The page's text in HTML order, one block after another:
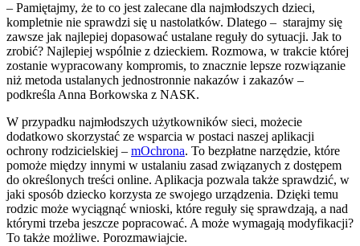
– Pamiętajmy, że to co jest zalecane dla najmłodszych dzieci,
kompletnie nie sprawdzi się u nastolatków. Dlatego – starajmy się
zawsze jak najlepiej dopasować ustalane reguły do sytuacji. Jak to
zrobić? Najlepiej wspólnie z dzieckiem. Rozmowa, w trakcie której
zostanie wypracowany kompromis, to znacznie lepsze rozwiązanie
niż metoda ustalanych jednostronnie nakazów i zakazów –
podkreśla Anna Borkowska z NASK.
W przypadku najmłodszych użytkowników sieci, możecie
dodatkowo skorzystać ze wsparcia w postaci naszej aplikacji
ochrony rodzicielskiej – mOchrona. To bezpłatne narzędzie, które
pomoże między innymi w ustalaniu zasad związanych z dostępem
do określonych treści online. Aplikacja pozwala także sprawdzić, w
jaki sposób dziecko korzysta ze swojego urządzenia. Dzięki temu
rodzic może wyciągnąć wnioski, które reguły się sprawdzają, a nad
którymi trzeba jeszcze popracować. A może wymagają modyfikacji?
To także możliwe. Porozmawiajcie.